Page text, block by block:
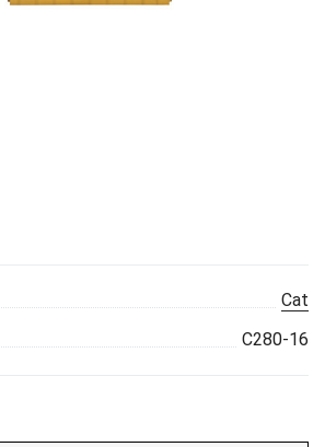
Cat
C280-16